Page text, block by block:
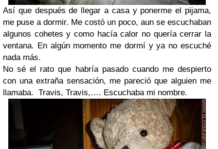
Así que después de llegar a casa y ponerme el pijama,
me puse a dormir. Me costó un poco, aun se escuchaban
algunos cohetes y como hacía calor no quería cerrar la
ventana. En algún momento me dormí y ya no escuché
nada más.
No sé el rato que habría pasado cuando me despierto
con una extraña sensación, me pareció que alguien me
llamaba. Travis, Travis,…. Escuchaba mi nombre.